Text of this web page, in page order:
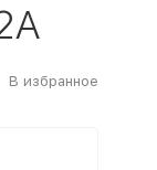
В избранное